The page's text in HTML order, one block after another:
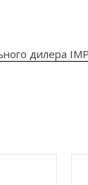
дилера